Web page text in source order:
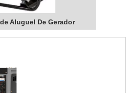
Aluguel De Gerador